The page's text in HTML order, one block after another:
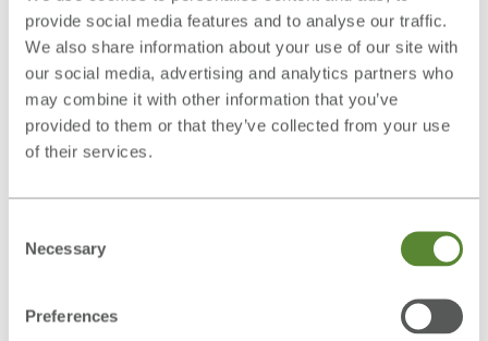
provide social media features and to analyse our traffic.
We also share information about your use of our site with
our social media, advertising and analytics partners who
may combine it with other information that you’ve
provided to them or that they’ve collected from your use
of their services.
Selection
Necessary
Preferences
Personalabteilung sind Dienstpläne zu erstellen,
Aufgaben in Terminpläneeinzuarbeiten und
Textinhalte in Struktogramme zu übertragen.
Trainingsmaterial
Die Szenarien werden adaptiv in 5
Anzahl und Offensichtlichkeit der Fehler, über die
Länge des Textes und die Komplexität der Sätze
oder über die Anzahl der Mitarbeiter und
Geschäftsbriefe, Bewerbungen, Anschreiben,